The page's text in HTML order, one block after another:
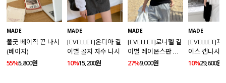
MADE
폴굿 베이직 끈 나시
(베이지)
55%5,800원
MADE
[EVELLET]온디아 길
이별 골지 자수 나시
10%15,200원
MADE
[EVELLET]로니헬 길
이별 레이온스판 끈
나시
27%9,000원
MADE
[EVELLET]프
이스 캡나시
10%29,600원